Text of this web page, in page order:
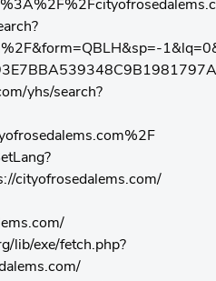
yhs/search?
cityofrosedalems.com/
lib/exe/fetch.php?